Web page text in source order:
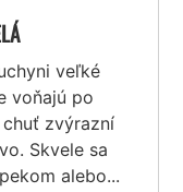
veľké
voňajú po
zvýrazní
Skvele sa
alebo...